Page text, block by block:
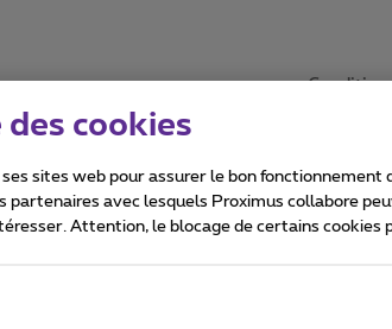
Tous droits réservés. ©2026Proximus
cookies
sites web pour assurer le bon
partenaires avec lesquels Proximus collabore
Attention, le blocage de certains